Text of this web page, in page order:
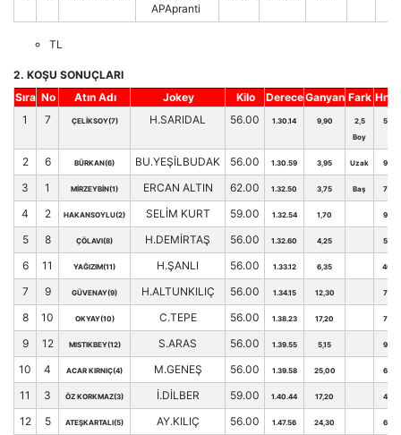
APApranti
TL
2. KOŞU SONUÇLARI
Sıra No Atın Adı Jokey Kilo DereceGanyan Fark Hnd.
1
7 ÇELİKSOY(7) H.SARIDAL 56.00 1.30.14 9,90
2,5
Boy
51
2 6 BÜRKAN(6) BU.YEŞİLBUDAK 56.00 1.30.59 3,95 Uzak 99
3 1 MİRZEYBİN(1) ERCAN ALTIN 62.00 1.32.50 3,75 Baş 76
4 2 HAKANSOYLU(2) SELİM KURT 59.00 1.32.54 1,70 94
5 8 ÇÖLAVI(8) H.DEMİRTAŞ 56.00 1.32.60 4,25 58
6 11 YAĞIZIM(11) H.ŞANLI 56.00 1.33.12 6,35 40
7 9 GÜVENAY(9) H.ALTUNKILIÇ 56.00 1.34.15 12,30 78
8 10 OKYAY(10) C.TEPE 56.00 1.38.23 17,20 74
9 12 MISTIKBEY(12) S.ARAS 56.00 1.39.55 5,15 97
10 4 ACAR KIRNIÇ(4) M.GENEŞ 56.00 1.39.58 25,00 61
11 3 ÖZ KORKMAZ(3) İ.DİLBER 59.00 1.40.44 17,20 48
12 5 ATEŞKARTALI(5) AY.KILIÇ 56.00 1.47.56 24,30 65